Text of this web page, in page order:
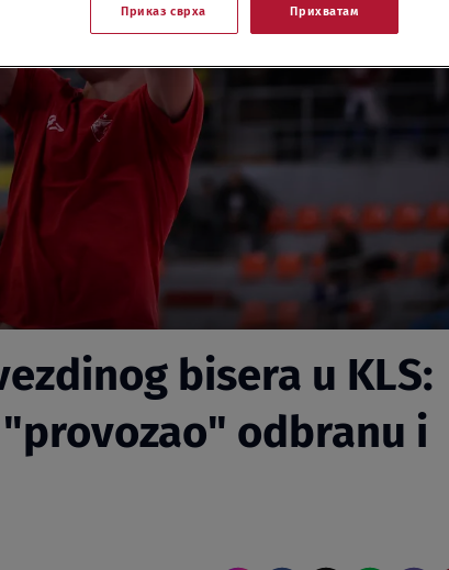
bisera u KLS:
odbranu i
Приказ сврха Прихватам